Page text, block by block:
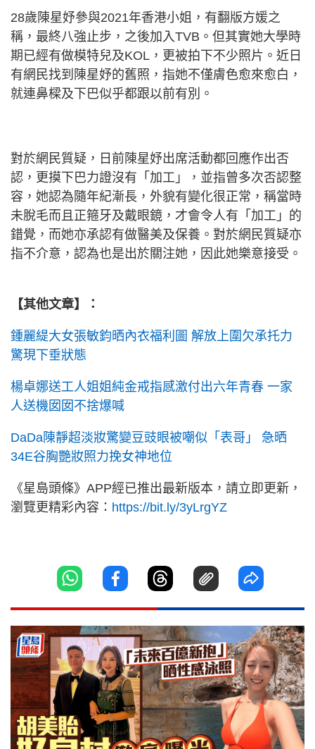
28歲陳星妤參與2021年香港小姐，有翻版方媛之
稱，最終八強止步，之後加入TVB。但其實她大學時
期已經有做模特兒及KOL，更被拍下不少照片。近日
有網民找到陳星妤的舊照，指她不僅膚色愈來愈白，
就連鼻樑及下巴似乎都跟以前有別。
對於網民質疑，日前陳星妤出席活動都回應作出否
認，更摸下巴力證沒有「加工」，並指曾多次否認整
容，她認為隨年紀漸長，外貌有變化很正常，稱當時
未脫毛而且正箍牙及戴眼鏡，才會令人有「加工」的
錯覺，而她亦承認有做醫美及保養。對於網民質疑亦
指不介意，認為也是出於關注她，因此她樂意接受。
【其他文章】：
鍾麗緹大女張敏鈞晒內衣福利圖 解放上圍欠承托力
驚現下垂狀態
楊卓娜送工人姐姐純金戒指感激付出六年青春 一家
人送機囡囡不捨爆喊
DaDa陳靜超淡妝驚變豆豉眼被嘲似「表哥」 急晒
34E谷胸艷妝照力挽女神地位
《星島頭條》APP經已推出最新版本，請立即更新，
瀏覽更精彩內容： https://bit.ly/3yLrgYZ